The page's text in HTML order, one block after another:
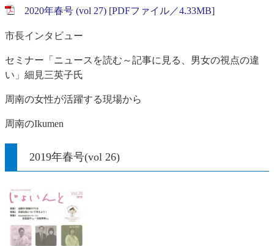
2020年春号 (vol 27) [PDFファイル／4.33MB]
市長インタビュー
セミナー「ニュースを読む～記事に見る、男女の視点の違
い」細見三英子氏
周南の女性が活躍する現場から
周南のIkumen
2019年春号(vol 26)